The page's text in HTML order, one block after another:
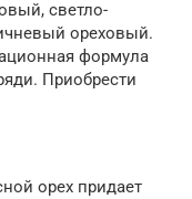
светло-
ореховый.
формула
Приобрести
орех придает